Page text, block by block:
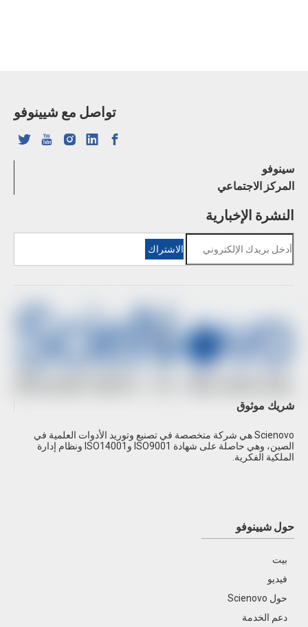
تواصل مع شيينوفو
سينوفو
المركز الاجتماعي
النشرة الإخبارية
الاشتراك
شريك موثوق
Scienovo هي شركة متخصصة في تصنيع وتوريد الأدوات العلمية في
الصين، وهي حاصلة على شهادة ISO9001 وISO14001 ونظام إدارة
الملكية الفكرية.
حول شيينوفو
بيت
فيديو
حول Scienovo
دعم الخدمة